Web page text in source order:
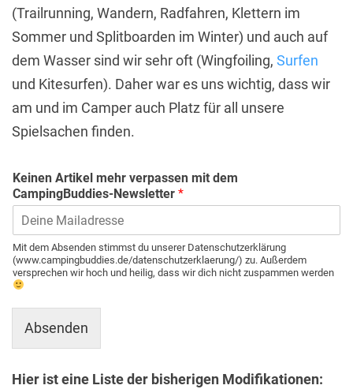
(Trailrunning, Wandern, Radfahren, Klettern im
Sommer und Splitboarden im Winter) und auch auf
dem Wasser sind wir sehr oft (Wingfoiling, Surfen
und Kitesurfen). Daher war es uns wichtig, dass wir
am und im Camper auch Platz für all unsere
Spielsachen finden.
Keinen Artikel mehr verpassen mit dem
CampingBuddies-Newsletter *
Mit dem Absenden stimmst du unserer Datenschutzerklärung
(www.campingbuddies.de/datenschutzerklaerung/) zu. Außerdem
versprechen wir hoch und heilig, dass wir dich nicht zuspammen werden
Absenden
Hier ist eine Liste der bisherigen Modifikationen: